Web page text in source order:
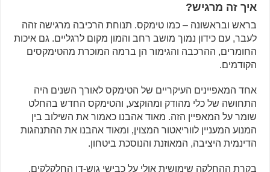
איך זה מרגיש?
בראש ובראשונה – כמו טימקס. תנוחת הרכיבה מרגישה זהה
לעבר, עם כידון נמוך מושב רחב והמון מקום לרגליים. גם איכות
החומרים, ההרכבה והגימור הן ברמה המוכרת מהטימקסים
הקודמים.
אחד המאפיינים העיקריים של הטימקס לאורך השנים היה
התחושה של כלי מהודק ומהוקצע, והטימקס החדש בהחלט
שומר על המאפיין הזה. מאוד אהבנו כאמור את השילוב בין
המנוע המעניין לווריאטור המצוין, ומאוד אהבנו את ההתנהגות
הדינמית היציבה, המאוזנת והנוסכת ביטחון.
בקרת ההחלקה שימושית אולי על כבישי גוש-דן החלקלקים,